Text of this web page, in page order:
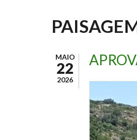
MAIO
22
2026